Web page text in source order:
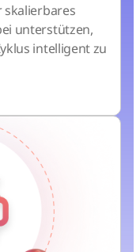
skalierbares
unterstützen,
intelligent zu